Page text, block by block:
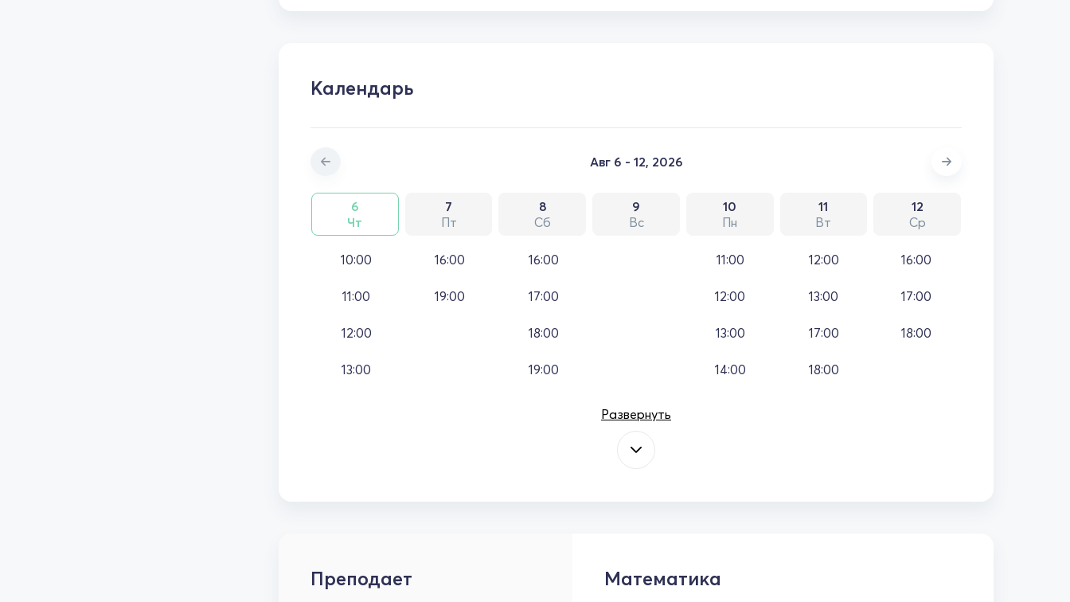
Календарь
Авг 6 - 12, 2026
6
Чт
7
Пт
8
Сб
9
Вс
10
Пн
11
Вт
12
Ср
10:00
11:00
12:00
13:00
16:00
19:00
16:00
17:00
18:00
19:00
11:00
12:00
13:00
14:00
12:00
13:00
17:00
18:00
16:00
17:00
18:00
Развернуть
Преподает Математика